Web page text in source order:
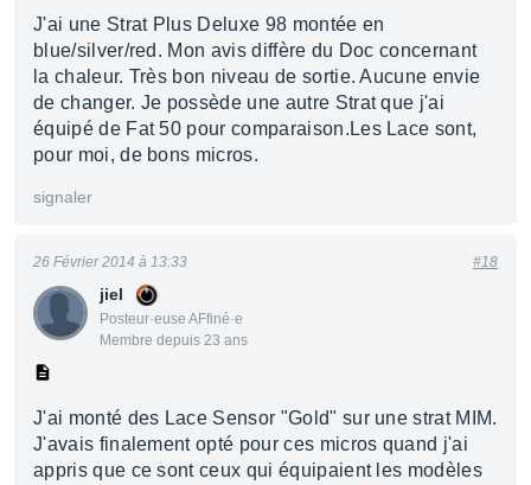
J'ai une Strat Plus Deluxe 98 montée en
blue/silver/red. Mon avis diffère du Doc concernant
la chaleur. Très bon niveau de sortie. Aucune envie
de changer. Je possède une autre Strat que j'ai
équipé de Fat 50 pour comparaison.Les Lace sont,
pour moi, de bons micros.
signaler
jiel
Posteur·euse AFfiné·e
Membre depuis 23 ans
26 Février 2014 à 13:33 #18
J'ai monté des Lace Sensor "Gold" sur une strat MIM.
J'avais finalement opté pour ces micros quand j'ai
appris que ce sont ceux qui équipaient les modèles